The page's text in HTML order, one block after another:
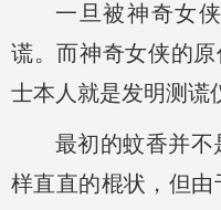
一旦被神奇女
谎。而神奇女侠的
士本人就是发明测谎
最初的蚊香并不
样直直的棍状，但